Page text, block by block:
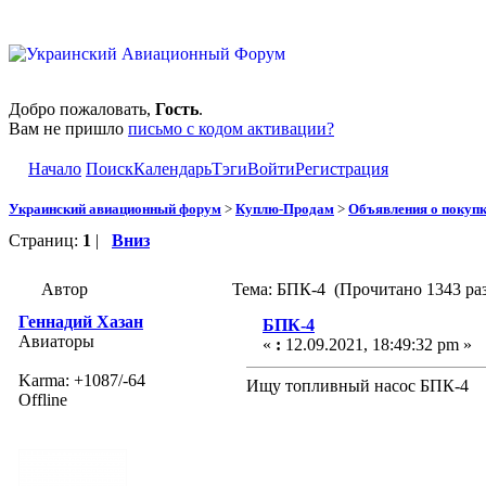
Добро пожаловать, Гость.
Вам не пришло письмо с кодом активации?
Начало ПоискКалендарьТэгиВойтиРегистрация
Украинский авиационный форум > Куплю-Продам > Объявления о
Страниц: 1 | Вниз
Автор
Тема: БПК-4 (Прочитано 1343
Геннадий Хазан
Авиаторы
Karma: +1087/-64
Offline
БПК-4
« : 12.09.2021, 18:49:32 pm »
Ищу топливный насос БПК-4